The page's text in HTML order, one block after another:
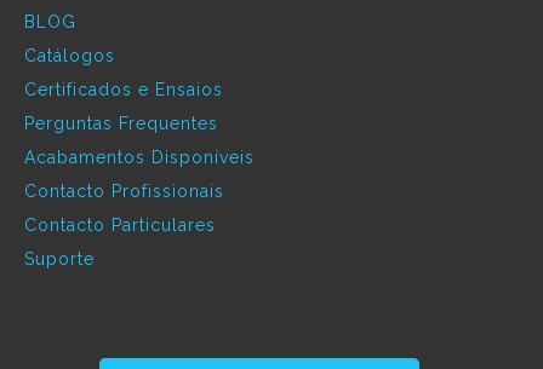
BLOG
Catálogos
Certificados e Ensaios
Perguntas Frequentes
Acabamentos Disponíveis
Contacto Profissionais
Contacto Particulares
Suporte